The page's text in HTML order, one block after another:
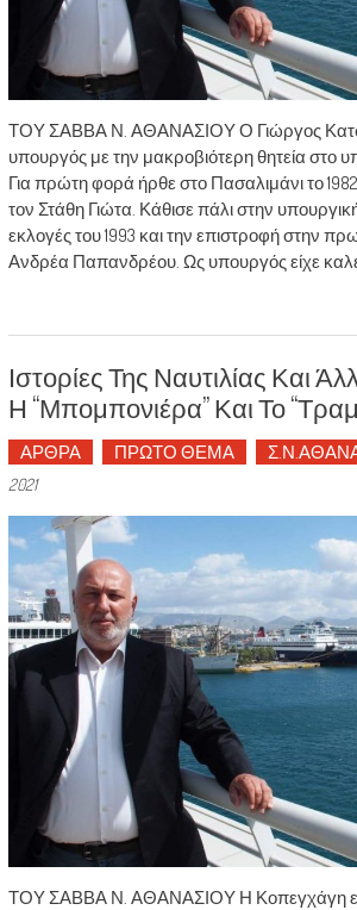
ΤΟΥ ΣΑΒΒΑ Ν. ΑΘΑΝΑΣΙΟΥ Ο Γιώργος
υπουργός με την μακροβιότερη θητεία στο
Για πρώτη φορά ήρθε στο Πασαλιμάνι το
τον Στάθη Γιώτα. Κάθισε πάλι στην
εκλογές του 1993 και την επιστροφή στην
Ανδρέα Παπανδρέου. Ως υπουργός είχε
Ιστορίες Της Ναυτιλίας Και
Η “Μπομπονιέρα” Και Το
ΑΡΘΡΑ ΠΡΩΤΟ ΘΕΜΑ
2021
ΤΟΥ ΣΑΒΒΑ Ν. ΑΘΑΝΑΣΙΟΥ Η Κοπεγχάγη